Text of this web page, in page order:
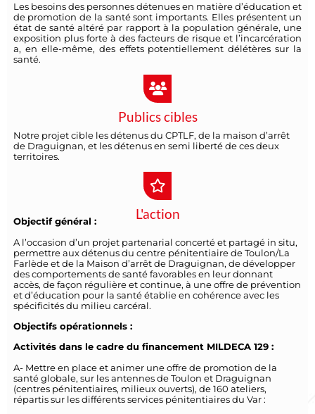
Les besoins des personnes détenues en matière d’éducation et
de promotion de la santé sont importants. Elles présentent un
état de santé altéré par rapport à la population générale, une
exposition plus forte à des facteurs de risque et l’incarcération
a, en elle-même, des effets potentiellement délétères sur la
santé.
Publics cibles
Notre projet cible les détenus du CPTLF, de la maison d’arrêt
de Draguignan, et les détenus en semi liberté de ces deux
territoires.
L'action
Objectif général :
A l’occasion d’un projet partenarial concerté et partagé in situ,
permettre aux détenus du centre pénitentiaire de Toulon/La
Farlède et de la Maison d’arrêt de Draguignan, de développer
des comportements de santé favorables en leur donnant
accès, de façon régulière et continue, à une offre de prévention
et d’éducation pour la santé établie en cohérence avec les
spécificités du milieu carcéral.
Objectifs opérationnels :
Activités dans le cadre du financement MILDECA 129 :
A- Mettre en place et animer une offre de promotion de la
santé globale, sur les antennes de Toulon et Draguignan
(centres pénitentiaires, milieux ouverts), de 160 ateliers,
répartis sur les différents services pénitentiaires du Var :